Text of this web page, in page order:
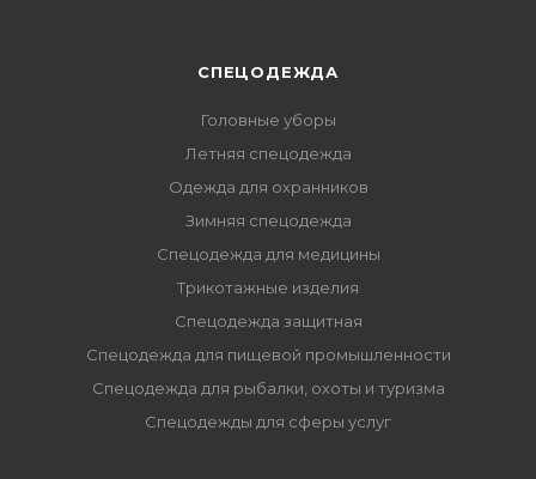
СПЕЦОДЕЖДА
Головные уборы
Летняя спецодежда
Одежда для охранников
Зимняя спецодежда
Спецодежда для медицины
Трикотажные изделия
Спецодежда защитная
Спецодежда для пищевой промышленности
Спецодежда для рыбалки, охоты и туризма
Спецодежды для сферы услуг